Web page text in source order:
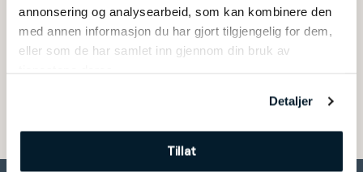
annonsering og analysearbeid, som kan kombinere den
med annen informasjon du har gjort tilgjengelig for dem,
eller som de har samlet inn gjennom din bruk av
Detaljer
Tillat
Har du spørsmål, eller trenger
tips og råd?